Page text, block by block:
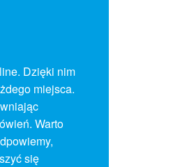
Dzięki nim
miejsca.
Warto
się